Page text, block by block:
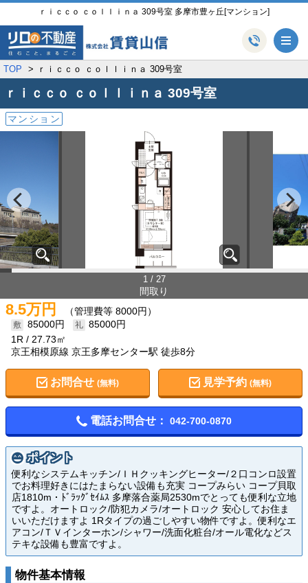
ｒｉｃｃｏ ｃｏｌｌｉｎａ 309号室 多摩市豊ヶ丘[マンション]
TOP ｒｉｃｃｏ ｃｏｌｌｉｎａ 309号室
ｒｉｃｃｏ ｃｏｌｌｉｎａ 309号室
マンション
1 / 27
間取り
8.5万円 （管理費等 8000円）
85000円
85000円
1R
27.73㎡
京王相模原線 京王多摩センター駅 徒歩8分
お問合せ (無料) 見学予約(無料)
電話お問合せ： 042-700-0870
ポイント
便利なシステムキッチン/ＩＨクッキングヒーター/２口コンロ設置
でお料理好きにはたまらない設備も充実 コープみらい コープ貝取
店1810m・ﾄﾞﾗｯｸﾞｾｲﾑｽ 多摩落合薬局2530mでとっても便利な立地
ですよ。オートロック/防犯カメラ/オートロック 安心してお住ま
いいただけますよ 1Rタイプの過ごしやすい物件ですよ。便利なエ
アコン/ＴＶインターホン/シャワー/洗面化粧台/オール電化などス
テキな設備も豊富ですよ。
物件基本情報